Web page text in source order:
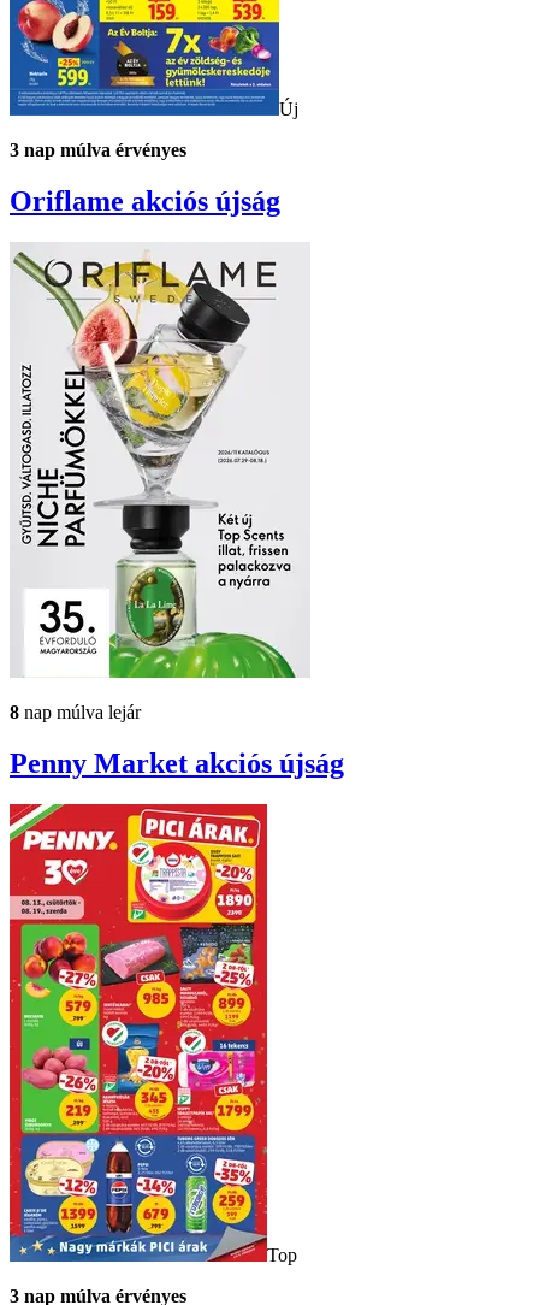
Új
3 nap múlva érvényes
Oriflame akciós újság
8 nap múlva lejár
Penny Market akciós újság
Top
3 nap múlva érvényes